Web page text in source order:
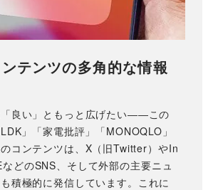
テンツの多角的な情報
「良い」ともっと広げたい――この
」「家電批評」「MONOQLO」
コンテンツは、X（旧Twitter）やIn
どのSNS、そして外部の主要ニュ
積極的に発信しています。これに